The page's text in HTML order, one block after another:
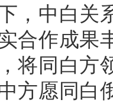
，中白关
合作成果
将同白方
方愿同白